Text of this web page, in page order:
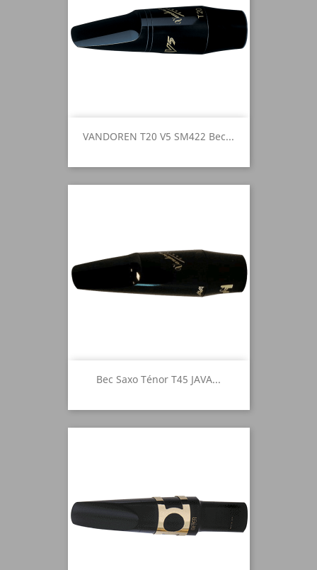
VANDOREN T20 V5 SM422 Bec...
Bec Saxo Ténor T45 JAVA...